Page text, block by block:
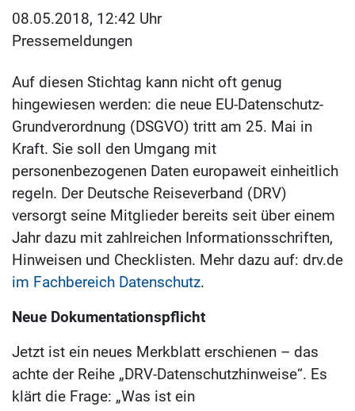
08.05.2018, 12:42 Uhr
Pressemeldungen
Auf diesen Stichtag kann nicht oft genug
hingewiesen werden: die neue EU-Datenschutz-
Grundverordnung (DSGVO) tritt am 25. Mai in
Kraft. Sie soll den Umgang mit
personenbezogenen Daten europaweit einheitlich
regeln. Der Deutsche Reiseverband (DRV)
versorgt seine Mitglieder bereits seit über einem
Jahr dazu mit zahlreichen Informationsschriften,
Hinweisen und Checklisten. Mehr dazu auf: drv.de
im Fachbereich Datenschutz.
Neue Dokumentationspflicht
Jetzt ist ein neues Merkblatt erschienen – das
achte der Reihe „DRV-Datenschutzhinweise“. Es
klärt die Frage: „Was ist ein